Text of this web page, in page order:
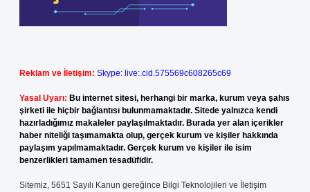
Reklam ve İletişim: Skype: live:.cid.575569c608265c69
Yasal Uyarı: Bu internet sitesi, herhangi bir marka, kurum veya şahıs
şirketi ile hiçbir bağlantısı bulunmamaktadır. Sitede yalnızca kendi
hazırladığımız makaleler paylaşılmaktadır. Burada yer alan içerikler
haber niteliği taşımamakta olup, gerçek kurum ve kişiler hakkında
paylaşım yapılmamaktadır. Gerçek kurum ve kişiler ile isim
benzerlikleri tamamen tesadüfidir.
Sitemiz, 5651 Sayılı Kanun gereğince Bilgi Teknolojileri ve İletişim